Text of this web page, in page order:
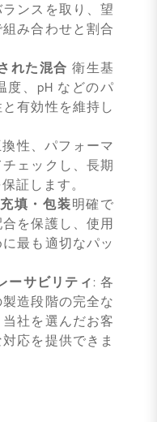
ンスを取り、望
み合わせと割合
れた混合 衛生基
度、pH などのパ
有効性を維持し
性、パフォーマ
ェックし、長期
証します。
充填・包装明確で
を保護し、使用
最も適切なパッ
ーサビリティ : 各
造段階の完全な
社を選んだお客
応を提供できま